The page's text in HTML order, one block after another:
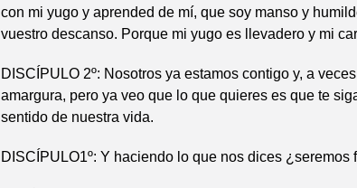
con mi yugo y aprended de mí, que soy manso y
vuestro descanso. Porque mi yugo es llevadero y mi
DISCÍPULO 2º: Nosotros ya estamos contigo y, a
amargura, pero ya veo que lo que quieres es que te
sentido de nuestra vida.
DISCÍPULO1º: Y haciendo lo que nos dices ¿seremos